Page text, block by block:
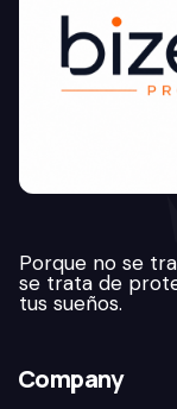
Porque no se
se trata de
tus sueños.
Company